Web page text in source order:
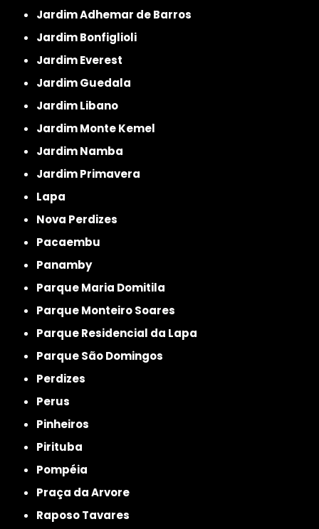
Jardim Adhemar de Barros
Jardim Bonfiglioli
Jardim Everest
Jardim Guedala
Jardim Libano
Jardim Monte Kemel
Jardim Namba
Jardim Primavera
Lapa
Nova Perdizes
Pacaembu
Panamby
Parque Maria Domitila
Parque Monteiro Soares
Parque Residencial da Lapa
Parque São Domingos
Perdizes
Perus
Pinheiros
Pirituba
Pompéia
Praça da Arvore
Raposo Tavares